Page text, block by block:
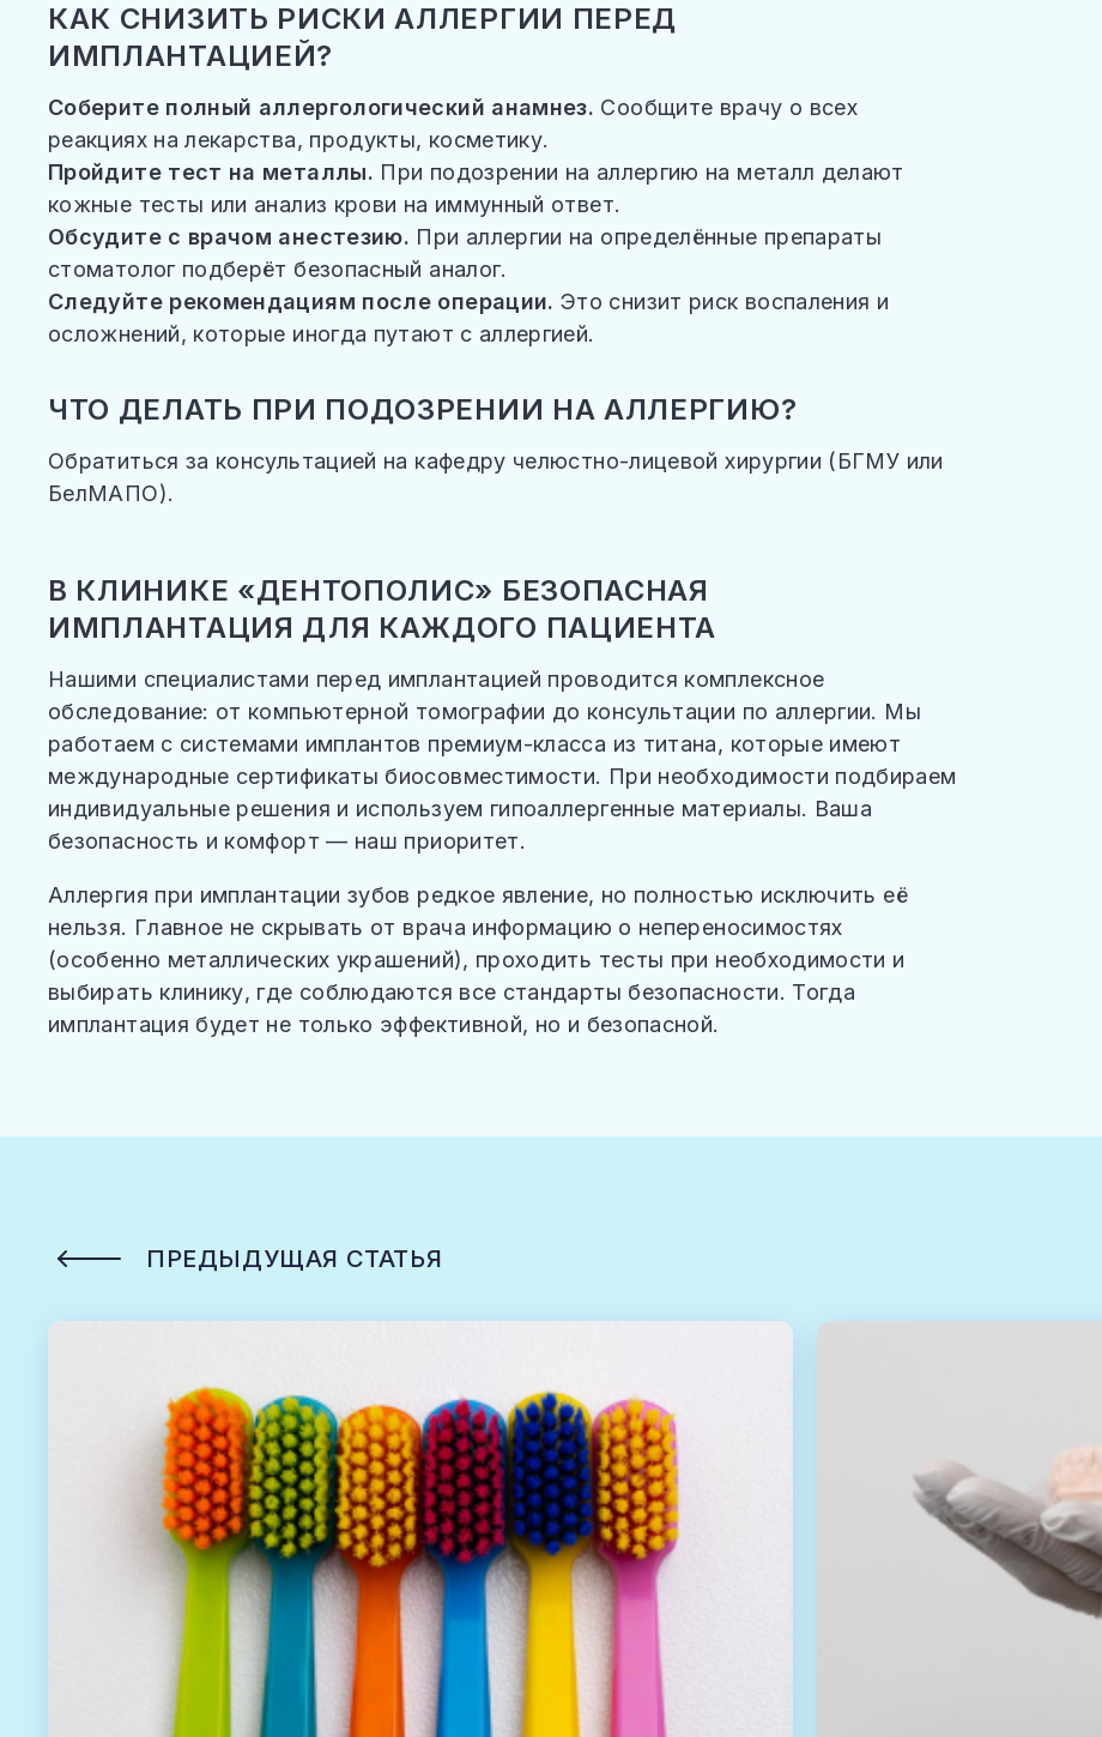
КАК СНИЗИТЬ РИСКИ АЛЛЕРГИИ ПЕРЕД
ИМПЛАНТАЦИЕЙ?
Соберите полный аллергологический анамнез. Сообщите врачу о всех
реакциях на лекарства, продукты, косметику.
Пройдите тест на металлы. При подозрении на аллергию на металл делают
кожные тесты или анализ крови на иммунный ответ.
Обсудите с врачом анестезию. При аллергии на определённые препараты
стоматолог подберёт безопасный аналог.
Следуйте рекомендациям после операции.Это снизит риск воспаления и
осложнений, которые иногда путают с аллергией.
ЧТО ДЕЛАТЬ ПРИ ПОДОЗРЕНИИ НА АЛЛЕРГИЮ?
Обратиться за консультацией на кафедру челюстно-лицевой хирургии (БГМУ или
БелМАПО).
В КЛИНИКЕ «ДЕНТОПОЛИС» БЕЗОПАСНАЯ
ИМПЛАНТАЦИЯ ДЛЯ КАЖДОГО ПАЦИЕНТА
Нашими специалистами перед имплантацией проводится комплексное
обследование: от компьютерной томографии до консультации по аллергии. Мы
работаем с системами имплантов премиум-класса из титана, которые имеют
международные сертификаты биосовместимости. При необходимости подбираем
индивидуальные решения и используем гипоаллергенные материалы. Ваша
безопасность и комфорт — наш приоритет.
Аллергия при имплантации зубов редкое явление, но полностью исключить её
нельзя. Главное не скрывать от врача информацию о непереносимостях
(особенно металлических украшений), проходить тесты при необходимости и
выбирать клинику, где соблюдаются все стандарты безопасности. Тогда
имплантация будет не только эффективной, но и безопасной.
ПРЕДЫДУЩАЯ СТАТЬЯ